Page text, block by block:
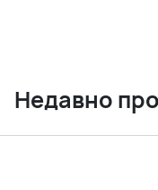
Недавно